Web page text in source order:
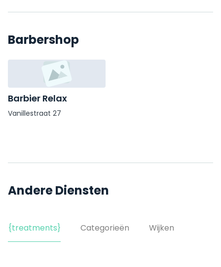
Barbershop
Barbier Relax
Vanillestraat 27
Andere Diensten
{treatments} Categorieën Wijken